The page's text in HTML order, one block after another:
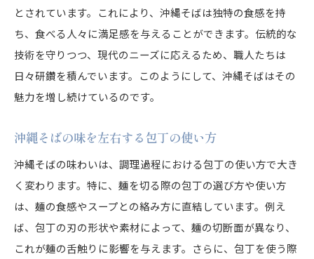
とされています。これにより、沖縄そばは独特の食感を持
ち、食べる人々に満足感を与えることができます。伝統的な
技術を守りつつ、現代のニーズに応えるため、職人たちは
日々研鑽を積んでいます。このようにして、沖縄そばはその
魅力を増し続けているのです。
沖縄そばの味を左右する包丁の使い方
沖縄そばの味わいは、調理過程における包丁の使い方で大き
く変わります。特に、麺を切る際の包丁の選び方や使い方
は、麺の食感やスープとの絡み方に直結しています。例え
ば、包丁の刃の形状や素材によって、麺の切断面が異なり、
これが麺の舌触りに影響を与えます。さらに、包丁を使う際